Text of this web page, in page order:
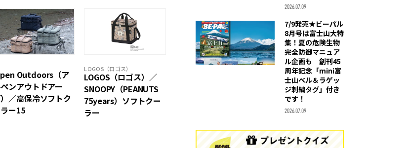
Outdoors（ア
ンアウトドアー
／高保冷ソフトク
ー15
LOGOS（ロゴス）
LOGOS（ロゴス）／
SNOOPY（PEANUTS
75years）ソフトクー
ラー
2026.07.09
7/9発売★ビーパル
8月号は富士山大特
集！夏の危険生物
完全防御マニュア
ル企画も 創刊45
周年記念「mini富
士山ベル＆ラゲッ
ジ刺繍タグ」付き
です！
2026.07.09